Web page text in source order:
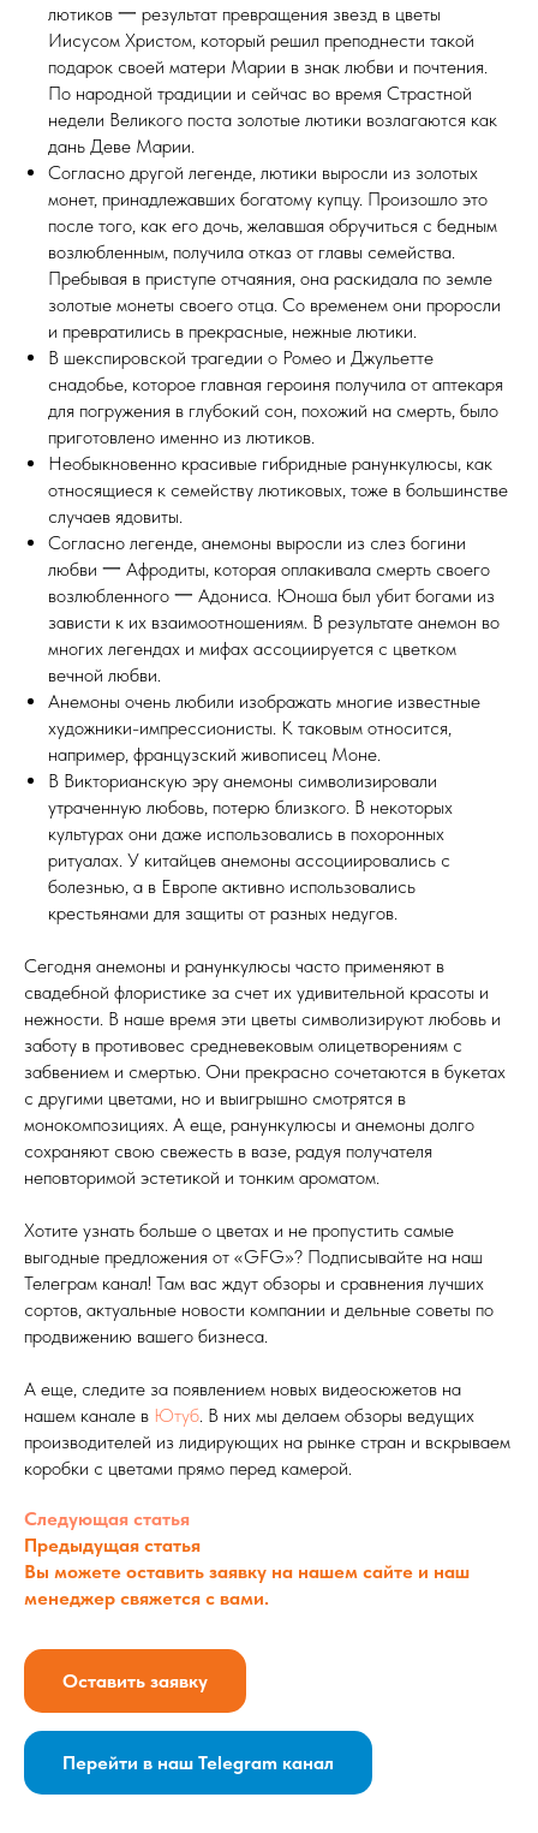
лютиков 一 результат превращения звезд в цветы
Иисусом Христом, который решил преподнести такой
подарок своей матери Марии в знак любви и почтения.
По народной традиции и сейчас во время Страстной
недели Великого поста золотые лютики возлагаются как
дань Деве Марии.
Согласно другой легенде, лютики выросли из золотых
монет, принадлежавших богатому купцу. Произошло это
после того, как его дочь, желавшая обручиться с бедным
возлюбленным, получила отказ от главы семейства.
Пребывая в приступе отчаяния, она раскидала по земле
золотые монеты своего отца. Со временем они проросли
и превратились в прекрасные, нежные лютики.
В шекспировской трагедии о Ромео и Джульетте
снадобье, которое главная героиня получила от аптекаря
для погружения в глубокий сон, похожий на смерть, было
приготовлено именно из лютиков.
Необыкновенно красивые гибридные ранункулюсы, как
относящиеся к семейству лютиковых, тоже в большинстве
случаев ядовиты.
Согласно легенде, анемоны выросли из слез богини
любви 一 Афродиты, которая оплакивала смерть своего
возлюбленного 一 Адониса. Юноша был убит богами из
зависти к их взаимоотношениям. В результате анемон во
многих легендах и мифах ассоциируется с цветком
вечной любви.
Анемоны очень любили изображать многие известные
художники-импрессионисты. К таковым относится,
например, французский живописец Моне.
В Викторианскую эру анемоны символизировали
утраченную любовь, потерю близкого. В некоторых
культурах они даже использовались в похоронных
ритуалах. У китайцев анемоны ассоциировались с
болезнью, а в Европе активно использовались
крестьянами для защиты от разных недугов.
Сегодня анемоны и ранункулюсы часто применяют в
свадебной флористике за счет их удивительной красоты и
нежности. В наше время эти цветы символизируют любовь и
заботу в противовес средневековым олицетворениям с
забвением и смертью. Они прекрасно сочетаются в букетах
с другими цветами, но и выигрышно смотрятся в
монокомпозициях. А еще, ранункулюсы и анемоны долго
сохраняют свою свежесть в вазе, радуя получателя
неповторимой эстетикой и тонким ароматом.
Хотите узнать больше о цветах и не пропустить самые
выгодные предложения от «GFG»? Подписывайте на наш
Телеграм канал! Там вас ждут обзоры и сравнения лучших
сортов, актуальные новости компании и дельные советы по
продвижению вашего бизнеса.
А еще, следите за появлением новых видеосюжетов на
нашем канале в Ютуб. В них мы делаем обзоры ведущих
производителей из лидирующих на рынке стран и вскрываем
коробки с цветами прямо перед камерой.
Следующая статья
Предыдущая статья
Вы можете оставить заявку на нашем сайте и наш
менеджер свяжется с вами.
Оставить заявку
Перейти в наш Telegram канал